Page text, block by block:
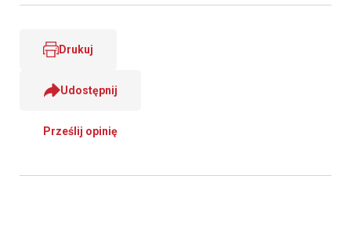
Drukuj
Udostępnij
Prześlij opinię